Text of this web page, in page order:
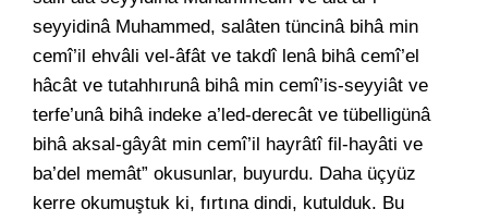
seyyidinâ Muhammed, salâten tüncinâ bihâ min
cemî’il ehvâli vel-âfât ve takdî lenâ bihâ cemî’el
hâcât ve tutahhırunâ bihâ min cemî’is-seyyiât ve
terfe’unâ bihâ indeke a’led-derecât ve tübelligünâ
bihâ aksal-gâyât min cemî’il hayrâtî fil-hayâti ve
ba’del memât” okusunlar, buyurdu. Daha üçyüz
kerre okumuştuk ki, fırtına dindi, kutulduk. Bu